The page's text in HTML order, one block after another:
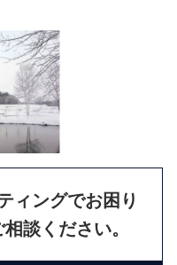
ィングでお困り
談ください。